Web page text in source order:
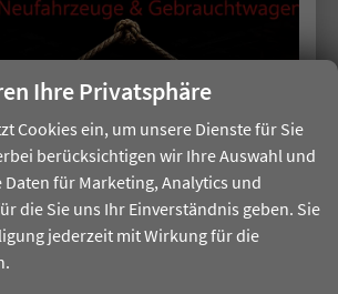
Ihre Privatsphäre
Cookies ein, um unsere Dienste für Sie
berücksichtigen wir Ihre Auswahl und
für Marketing, Analytics und
die Sie uns Ihr Einverständnis geben. Sie
jederzeit mit Wirkung für die